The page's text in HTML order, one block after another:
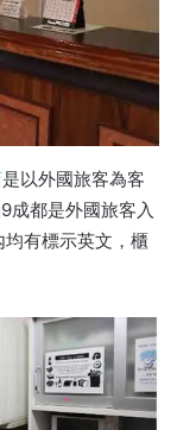
是以外國旅客為客
成都是外國旅客入
均有標示英文，櫃